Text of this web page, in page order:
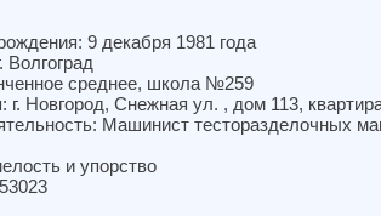
9 декабря 1981 года
Волгоград
среднее, школа №259
г. Новгород, Снежная ул. , дом 113,
Машинист тесторазделочных
и упорство